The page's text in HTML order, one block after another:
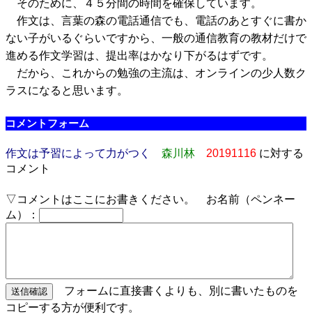
そのために、４５分間の時間を確保しています。
作文は、言葉の森の電話通信でも、電話のあとすぐに書か
ない子がいるぐらいですから、一般の通信教育の教材だけで
進める作文学習は、提出率はかなり下がるはずです。
だから、これからの勉強の主流は、オンラインの少人数ク
ラスになると思います。
コメントフォーム
作文は予習によって力がつく 森川林 20191116 に対する
コメント
▽コメントはここにお書きください。 お名前（ペンネー
ム）：
フォームに直接書くよりも、別に書いたものを
コピーする方が便利です。